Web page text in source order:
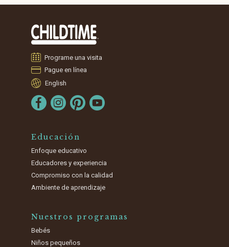
Programe una visita
Pague en línea
English
Educación
Enfoque educativo
Educadores y experiencia
Compromiso con la calidad
Ambiente de aprendizaje
Nuestros programas
Bebés
Niños pequeños